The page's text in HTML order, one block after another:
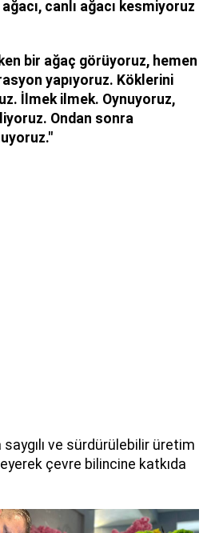
canlı ağacı kesmiyoruz
bir ağaç görüyoruz, hemen
yapıyoruz. Köklerini
İlmek ilmek. Oynuyoruz,
Ondan sonra
saygılı ve sürdürülebilir üretim
çevre bilincine katkıda